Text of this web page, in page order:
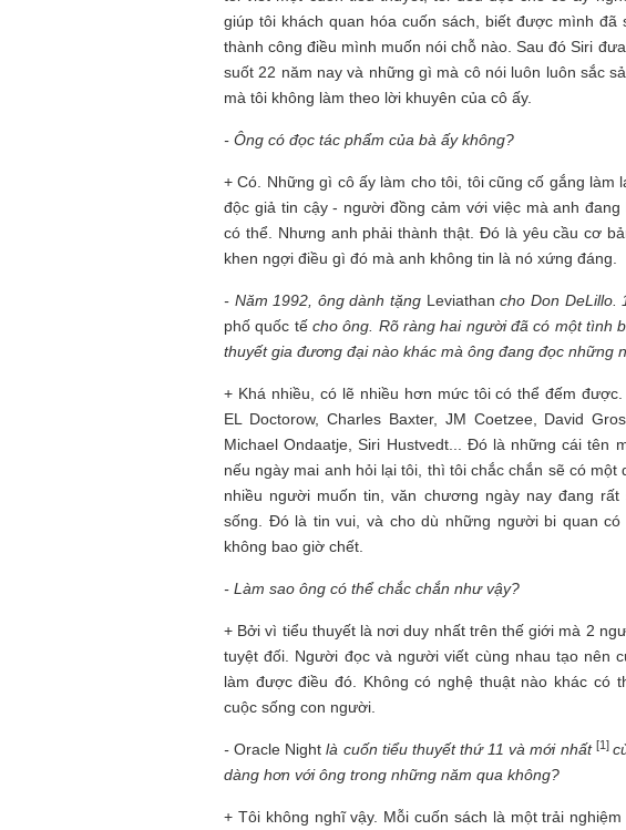
giúp tôi khách quan hóa cuốn sách, biết được mình
thành công điều mình muốn nói chỗ nào. Sau đó Siri
suốt 22 năm nay và những gì mà cô nói luôn luôn sắc
mà tôi không làm theo lời khuyên của cô ấy.
- Ông có đọc tác phẩm của bà ấy không?
+ Có. Những gì cô ấy làm cho tôi, tôi cũng cố gắng
độc giả tin cậy - người đồng cảm với việc mà anh
có thể. Nhưng anh phải thành thật. Đó là yêu cầu cơ
khen ngợi điều gì đó mà anh không tin là nó xứng đáng.
- Năm 1992, ông dành tặng Leviathan cho Don DeLillo.
phố quốc tếcho ông. Rõ rànghai người đã có một tình
thuyết gia đương đại nào khác mà ông đang đọc những
+ Khá nhiều, có lẽ nhiều hơn mức tôi có thể đếm được.
EL Doctorow, Charles Baxter, JM Coetzee, David
Michael Ondaatje, Siri Hustvedt... Đó là những cái tên
nếu ngày mai anh hỏi lại tôi, thì tôi chắc chắn sẽ có
nhiều người muốn tin, văn chương ngày nay đang
sống. Đó là tin vui, và cho dù những người bi quan
không bao giờ chết.
- Làm sao ông có thể chắc chắn như vậy?
+ Bởi vì tiểu thuyết là nơi duy nhất trên thế giới mà 2
tuyệt đối. Người đọc và người viết cùng nhau tạo nên
làm được điều đó. Không có nghệ thuật nào khác có
cuộc sống con người.
-Oracle Night là cuốn tiểu thuyết thứ 11 và mới nhất [1]
dàng hơn vớiông trong những năm qua không?
+ Tôi không nghĩ vậy. Mỗi cuốn sách là một trải